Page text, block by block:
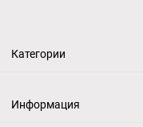
Категории
Информация